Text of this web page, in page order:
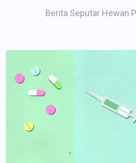
Berita Seputar Hewan